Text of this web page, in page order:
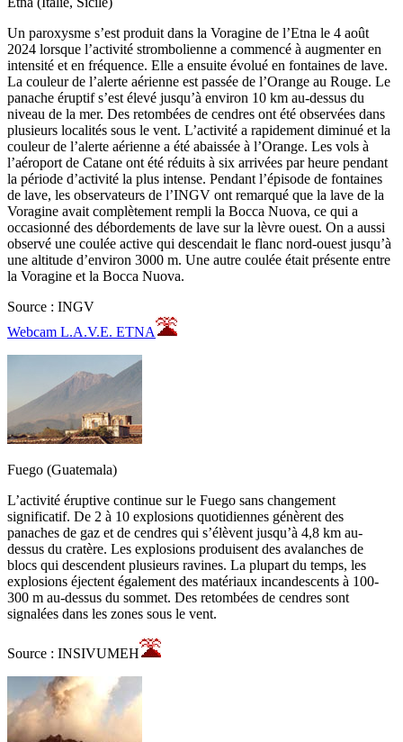
Un paroxysme s’est produit dans la Voragine de l’Etna le 4 août
2024 lorsque l’activité strombolienne a commencé à augmenter en
intensité et en fréquence. Elle a ensuite évolué en fontaines de lave.
La couleur de l’alerte aérienne est passée de l’Orange au Rouge. Le
panache éruptif s’est élevé jusqu’à environ 10 km au-dessus du
niveau de la mer. Des retombées de cendres ont été observées dans
plusieurs localités sous le vent. L’activité a rapidement diminué et la
couleur de l’alerte aérienne a été abaissée à l’Orange. Les vols à
l’aéroport de Catane ont été réduits à six arrivées par heure pendant
la période d’activité la plus intense. Pendant l’épisode de fontaines
de lave, les observateurs de l’INGV ont remarqué que la lave de la
Voragine avait complètement rempli la Bocca Nuova, ce qui a
occasionné des débordements de lave sur la lèvre ouest. On a aussi
observé une coulée active qui descendait le flanc nord-ouest jusqu’à
une altitude d’environ 3000 m. Une autre coulée était présente entre
la Voragine et la Bocca Nuova.
Source : INGV
Webcam L.A.V.E. ETNA
Fuego (Guatemala)
L’activité éruptive continue sur le Fuego sans changement
significatif. De 2 à 10 explosions quotidiennes génèrent des
panaches de gaz et de cendres qui s’élèvent jusqu’à 4,8 km au-
dessus du cratère. Les explosions produisent des avalanches de
blocs qui descendent plusieurs ravines. La plupart du temps, les
explosions éjectent également des matériaux incandescents à 100-
300 m au-dessus du sommet. Des retombées de cendres sont
signalées dans les zones sous le vent.
Source : INSIVUMEH